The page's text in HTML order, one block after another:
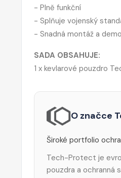
- Plně funkční
- Splňuje vojenský
- Snadná montáž a
SADA OBSAHUJE:
1 x kevlarové pouzdro
O značce
Široké portfolio
Tech-Protect je
pouzdra a ochranná